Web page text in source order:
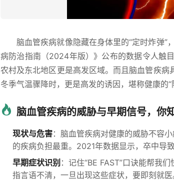
脑血管疾病就像隐藏在身体里的“定时炸弹
病防治指南（2024年版）》公布的数据令人触
农村及东北地区更是高发区域。而且脑血管疾病
冬季气温骤降时，更是高发的诱因，堪称健康的“
脑血管疾病的威胁与早期信号，你
现状与危害：脑血管疾病对健康的威胁不容
的疾病负担最重。2021年数据显示，卒中导
早期症状识别 ：记住“BE FAST”口诀能帮我
指言语不清，一旦出现这些症状，要即刻就